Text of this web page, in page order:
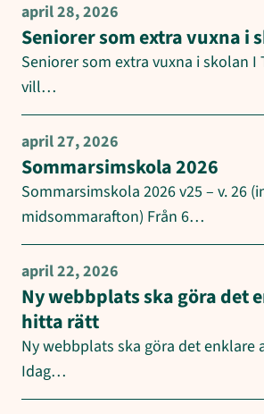
april 28, 2026
Seniorer som extra vuxna i
Seniorer som extra vuxna i skolan I
vill…
april 27, 2026
Sommarsimskola 2026
Sommarsimskola 2026 v25 – v. 26
midsommarafton) Från 6…
april 22, 2026
Ny webbplats ska göra det
hitta rätt
Ny webbplats ska göra det
Idag…